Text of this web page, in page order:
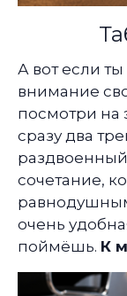
А вот если
внимание
посмотри на
сразу два
сочетание,
очень
поймёшь. К